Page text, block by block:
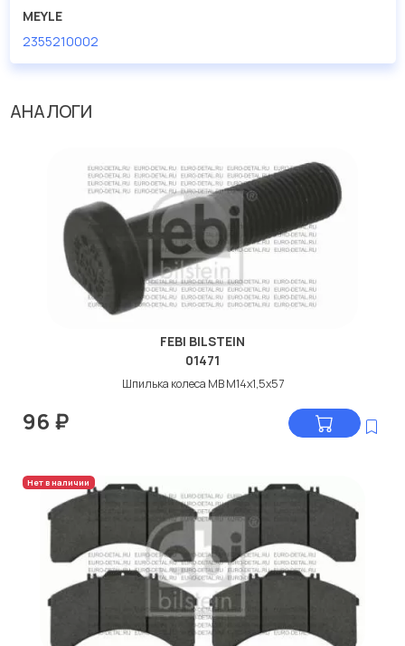
MEYLE
2355210002
АНАЛОГИ
FEBI BILSTEIN
01471
Шпилька колеса МВ М14х1,5х57
96 ₽
Нет в наличии